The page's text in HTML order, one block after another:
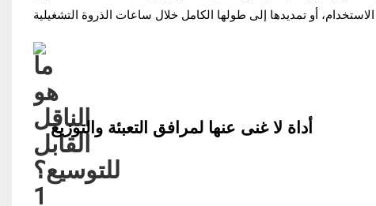
أداة لا غنى عنها لمرافق التعبئة والتوزيع